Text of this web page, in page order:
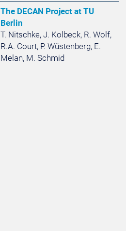
The DECAN Project at TU
Berlin
T. Nitschke, J. Kolbeck, R. Wolf,
R.A. Court, P. Wüstenberg, E.
Melan, M. Schmid